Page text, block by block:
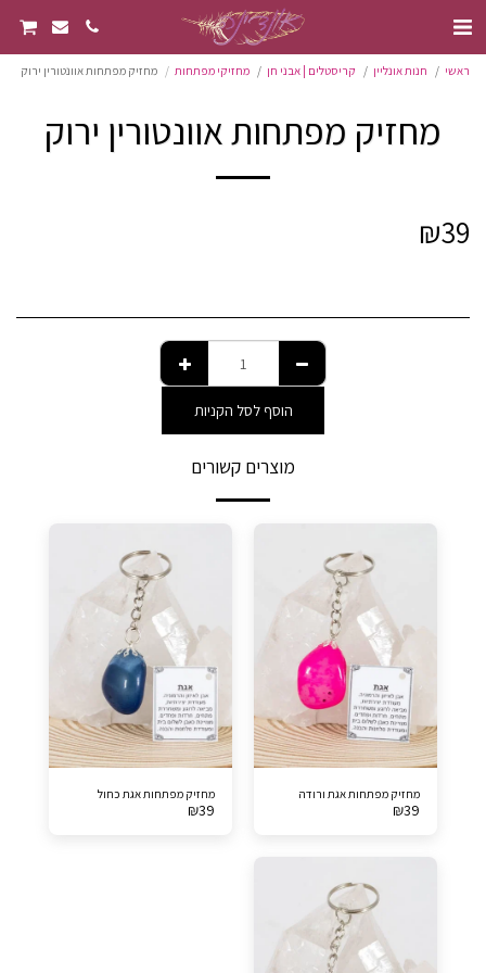
ראשי חנות אונליין קריסטלים | אבני חן מחזיקי מפתחות מחזיק מפתחות אוונטורין ירוק
מחזיק מפתחות אוונטורין ירוק
₪39
הוסף לסל הקניות
מוצרים קשורים
מחזיק מפתחות אגת ורודה
₪39
מחזיק מפתחות אגת כחול
₪39